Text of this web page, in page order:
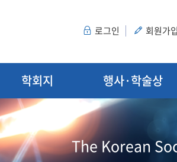
로그인 회원가입
학회지 행사·학술상
The Korean